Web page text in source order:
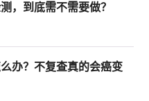
，到底需不需要做？
办？不复查真的会癌变